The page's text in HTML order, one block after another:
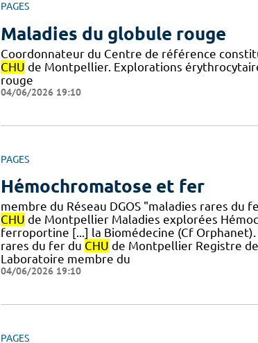
PAGES
Maladies du globule rouge
Coordonnateur du Centre de référence
CHU de Montpellier. Explorations
rouge
04/06/2026 19:10
PAGES
Hémochromatose et fer
membre du Réseau DGOS "maladies rares
CHU de Montpellier Maladies explorées
ferroportine [...] la Biomédecine (Cf
rares du fer du CHU de Montpellier Registre
Laboratoire membre du
04/06/2026 19:10
PAGES